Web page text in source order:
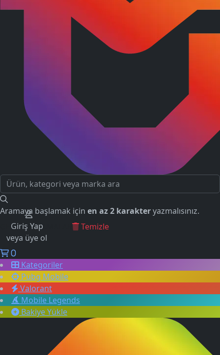
Aramaya başlamak için en az 2 karakteryazmalısınız.
GEÇMİŞ ARAMALAR
Temizle
Giriş Yap
veya üye ol
0
Kategoriler
Pubg Mobile
Valorant
Mobile Legends
Bakiye Yükle